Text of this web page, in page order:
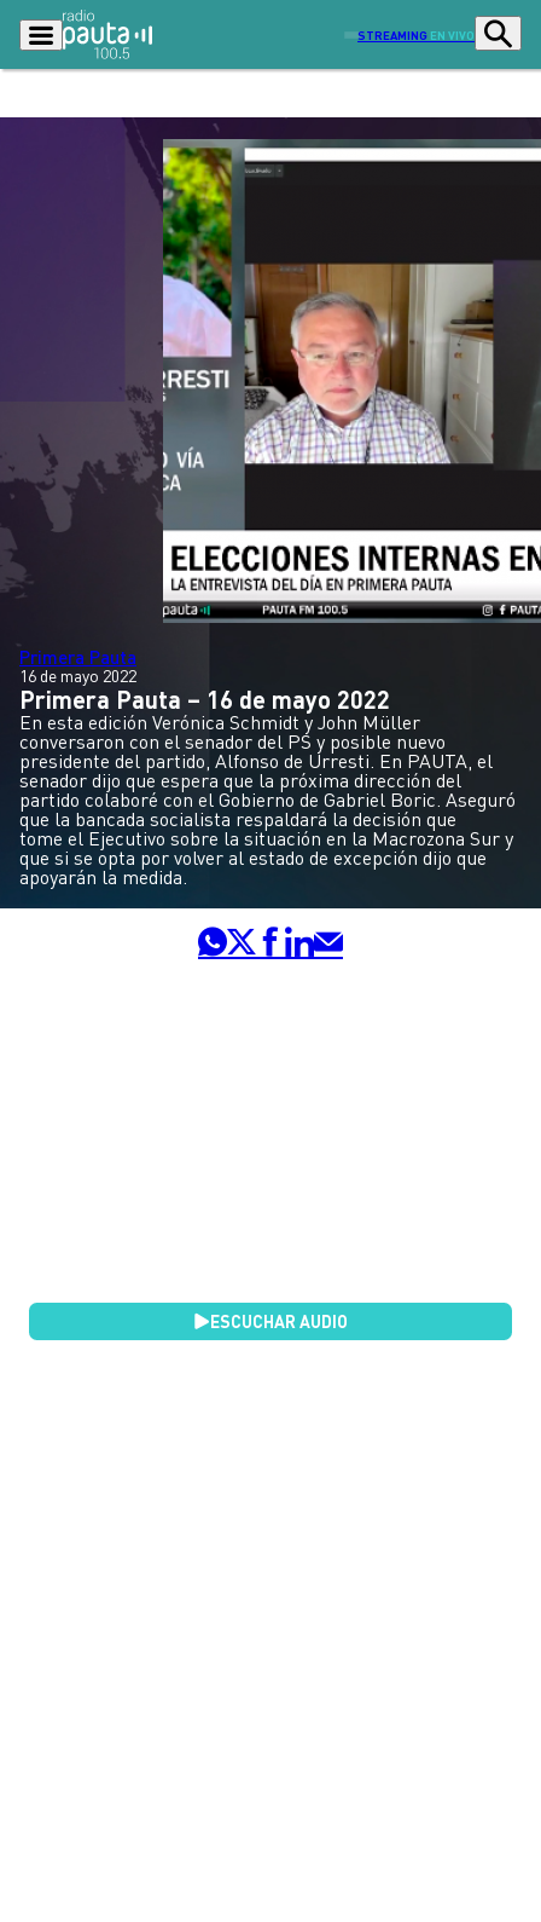
STREAMING EN VIVO
Podcasts
Economía
Sostenibilidad
Tendencias
Entretención y Cultura
Dato en Pauta Señal 2
Contenido Patrocinado
Primera Pauta
16 de mayo 2022
Primera Pauta – 16 de mayo 2022
En esta edición Verónica Schmidt y John Müller
conversaron con el senador del PS y posible nuevo
presidente del partido, Alfonso de Urresti. En PAUTA, el
senador dijo que espera que la próxima dirección del
partido colaboré con el Gobierno de Gabriel Boric. Aseguró
que la bancada socialista respaldará la decisión que
tome el Ejecutivo sobre la situación en la Macrozona Sur y
que si se opta por volver al estado de excepción dijo que
apoyarán la medida.
ESCUCHAR AUDIO